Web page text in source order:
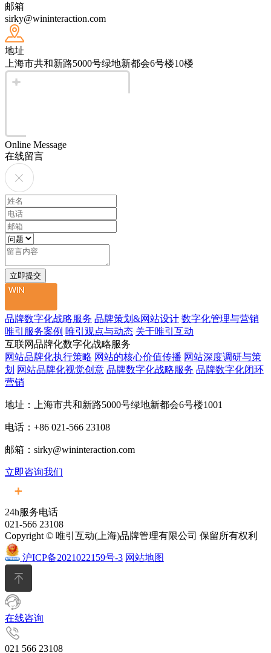
邮箱
sirky@wininteraction.com
地址
上海市共和新路5000号绿地新都会6号楼10楼
Online Message
在线留言
品牌数字化战略服务 品牌策划&网站设计 数字化管理与营销
唯引服务案例 唯引观点与动态 关于唯引互动
互联网品牌化数字化战略服务
网站品牌化执行策略 网站的核心价值传播 网站深度调研与策
划 网站品牌化视觉创意 品牌数字化战略服务 品牌数字化闭环
营销
地址：上海市共和新路5000号绿地新都会6号楼1001
电话：+86 021-566 23108
邮箱：sirky@wininteraction.com
立即咨询我们
24h服务电话
021-566 23108
Copyright © 唯引互动(上海)品牌管理有限公司 保留所有权利
沪ICP备2021022159号-3 网站地图
在线咨询
021 566 23108